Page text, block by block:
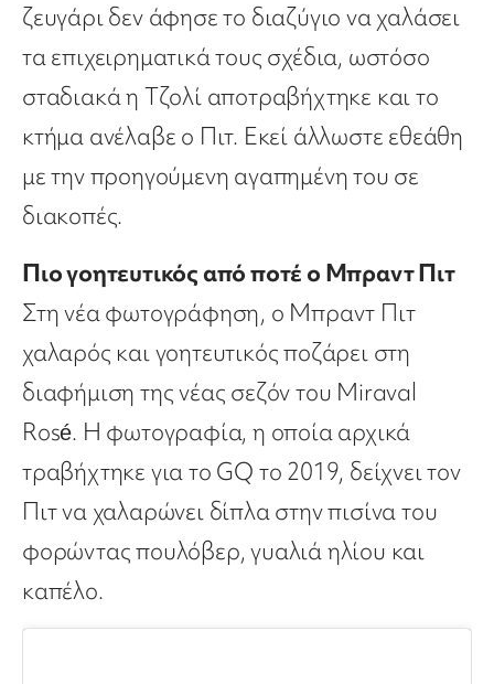
ζευγάρι δεν άφησε το διαζύγιο να χαλάσει
τα επιχειρηματικά τους σχέδια, ωστόσο
σταδιακά η Τζολί αποτραβήχτηκε και το
κτήμα ανέλαβε ο Πιτ. Εκεί άλλωστε εθεάθη
με την προηγούμενη αγαπημένη του σε
διακοπές.
Πιο γοητευτικός από ποτέ ο Μπραντ Πιτ
Στη νέα φωτογράφηση, ο Μπραντ Πιτ
χαλαρός και γοητευτικός ποζάρει στη
διαφήμιση της νέας σεζόν του Miraval
Rosé. Η φωτογραφία, η οποία αρχικά
τραβήχτηκε για το GQ το 2019, δείχνει τον
Πιτ να χαλαρώνει δίπλα στην πισίνα του
φορώντας πουλόβερ, γυαλιά ηλίου και
καπέλο.